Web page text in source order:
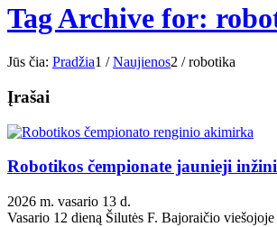
Tag Archive for:
Jūs čia: Pradžia1 / Naujienos2 / robotika
Įrašai
Robotikos čempionate jaunieji
2026 m. vasario 13 d.
Vasario 12 dieną Šilutės F. Bajoraičio